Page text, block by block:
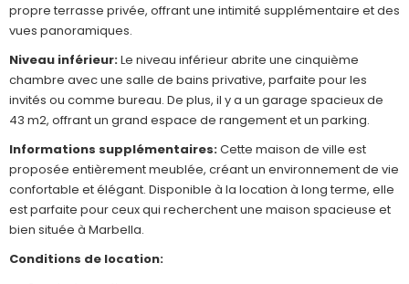
propre terrasse privée, offrant une intimité supplémentaire et des
vues panoramiques.
Niveau inférieur:Le niveau inférieur abrite une cinquième
chambre avec une salle de bains privative, parfaite pour les
invités ou comme bureau. De plus, il y a un garage spacieux de
43 m2, offrant un grand espace de rangement et un parking.
Informations supplémentaires:Cette maison de ville est
proposée entièrement meublée, créant un environnement de vie
confortable et élégant. Disponible à la location à long terme, elle
est parfaite pour ceux qui recherchent une maison spacieuse et
bien située à Marbella.
Conditions de location: